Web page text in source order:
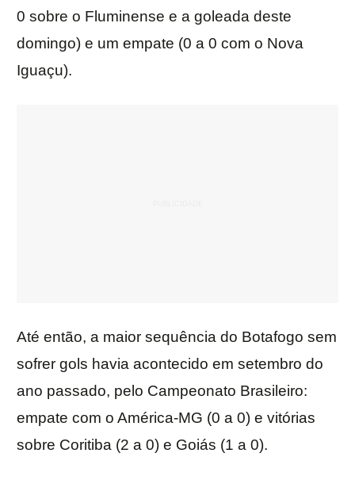
0 sobre o Fluminense e a goleada deste
domingo) e um empate (0 a 0 com o Nova
Iguaçu).
Até então, a maior sequência do Botafogo sem
sofrer gols havia acontecido em setembro do
ano passado, pelo Campeonato Brasileiro:
empate com o América-MG (0 a 0) e vitórias
sobre Coritiba (2 a 0) e Goiás (1 a 0).